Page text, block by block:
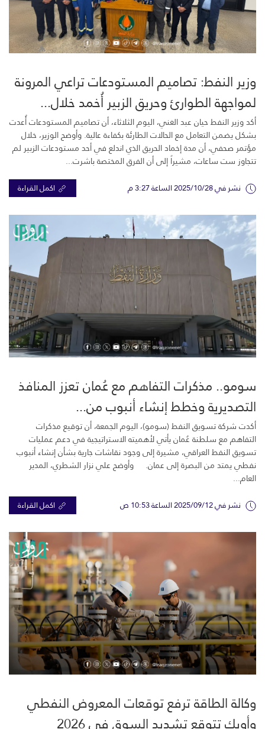
وزير النفط: تصاميم المستودعات تراعي المرونة
لمواجهة الطوارئ وحريق الزبير أُخمد خلال...
أكد وزير النفط حيان عبد الغني، اليوم الثلاثاء، أن تصاميم المستودعات أُعدت
بشكل يضمن التعامل مع الحالات الطارئة بكفاءة عالية. وأوضح الوزير، خلال
مؤتمر صحفي، أن مدة إخماد الحريق الذي اندلع في أحد مستودعات الزبير لم
تتجاوز ست ساعات، مشيراً إلى أن الفرق المختصة باشرت...
نشر في 2025/10/28 الساعة 3:27 م اكمل القراءة
سومو.. مذكرات التفاهم مع عُمان تعزز المنافذ
التصديرية وخطط إنشاء أنبوب من...
أكدت شركة تسويق النفط (سومو)، اليوم الجمعة، أن توقيع مذكرات
التفاهم مع سلطنة عُمان يأتي لأهميته الاستراتيجية في دعم عمليات
تسويق النفط العراقي، مشيرة إلى وجود نقاشات جارية بشأن إنشاء أنبوب
نفطي يمتد من البصرة إلى عمان. وأوضح علي نزار الشطري، المدير
العام...
نشر في 2025/09/12 الساعة 10:53 ص اكمل القراءة
وكالة الطاقة ترفع توقعات المعروض النفطي
وأوبك تتوقع تشديد السوق في 2026